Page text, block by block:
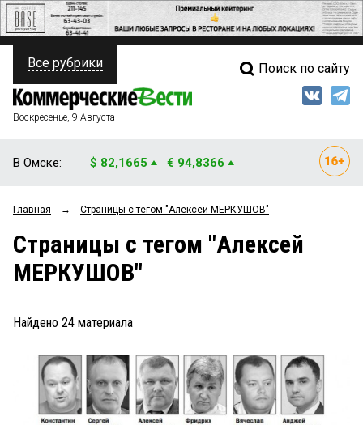
ПОЛИТИКА
ФИНАНСЫ
ОБЩЕСТВО
ЗАКОН
ПРОИСШЕСТВИЯ
СТИЛЬ ЖИЗНИ
Свежий выпуск
Мнения
Рейтинги
Все рубрики Поиск по сайту
Воскресенье, 9 Августа
В Омске: $ 82,1665 € 94,8366
Главная → Страницы c тегом "Алексей МЕРКУШОВ"
Страницы c тегом "Алексей
МЕРКУШОВ"
Найдено 24 материала